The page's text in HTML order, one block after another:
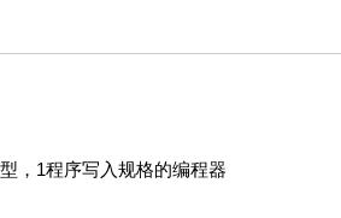
，1程序写入规格的编程器